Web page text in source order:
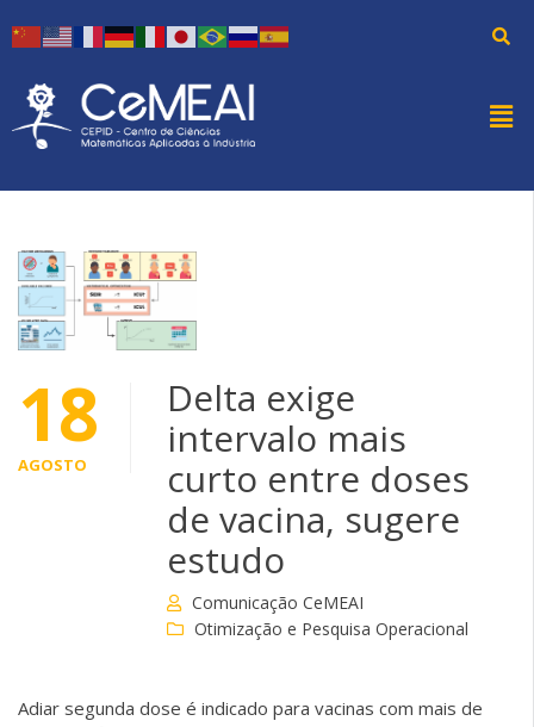
18
AGOSTO
Delta exige
intervalo mais
curto entre doses
de vacina, sugere
estudo
Comunicação CeMEAI
Otimização e Pesquisa Operacional
Adiar segunda dose é indicado para vacinas com mais de